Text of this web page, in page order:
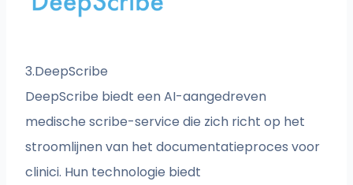
3.DeepScribe
DeepScribe biedt een AI-aangedreven
medische scribe-service die zich richt op het
stroomlijnen van het documentatieproces voor
clinici. Hun technologie biedt